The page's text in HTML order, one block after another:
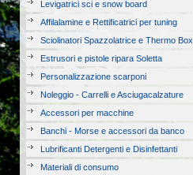
Levigatrici sci e snow board
Affilalamine e Rettificatrici per tuning
Sciolinatori Spazzolatrice e Thermo Box
Estrusori e pistole ripara Soletta
Personalizzazione scarponi
Noleggio - Carrelli e Asciugacalzature
Accessori per macchine
Banchi - Morse e accessori da banco
Lubrificanti Detergenti e Disinfettanti
Materiali di consumo